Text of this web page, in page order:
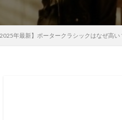
2025年最新】ポータークラシックはなぜ高